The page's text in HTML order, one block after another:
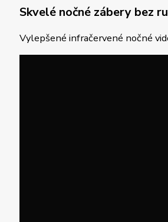
Skvelé nočné zábery bez
Vylepšené infračervené nočné